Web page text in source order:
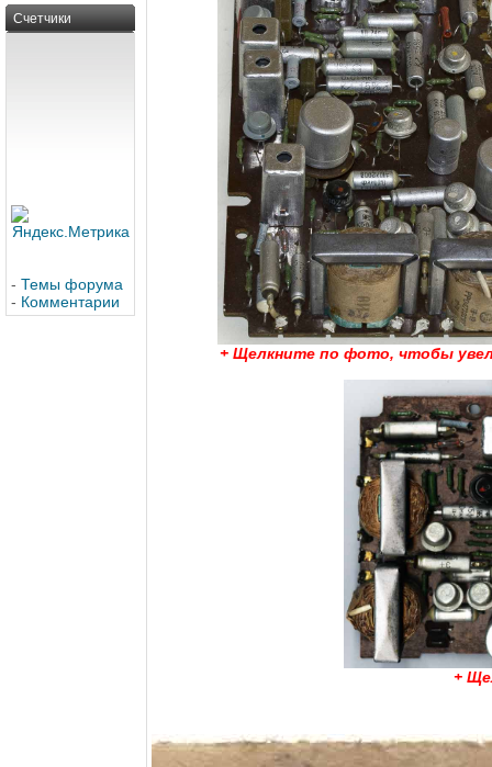
Счетчики
- Темы форума
- Комментарии
+ Щелкните по фото, чтобы
+